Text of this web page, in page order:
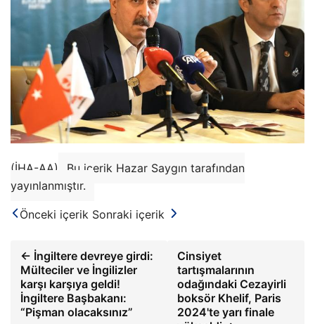
(İHA-AA)
Bu içerik Hazar Saygın tarafından
yayınlanmıştır.
Önceki içerik Sonraki içerik
← İngiltere devreye girdi:
Mülteciler ve İngilizler
karşı karşıya geldi!
İngiltere Başbakanı:
“Pişman olacaksınız”
Cinsiyet
tartışmalarının
odağındaki Cezayirli
boksör Khelif, Paris
2024'te yarı finale